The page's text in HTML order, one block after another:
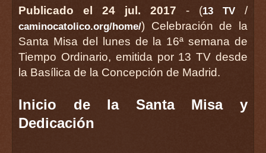
Publicado el 24 jul. 2017 - (13 TV /
caminocatolico.org/home/) Celebración de la
Santa Misa del lunes de la 16ª semana de
Tiempo Ordinario, emitida por 13 TV desde
la Basílica de la Concepción de Madrid.
Inicio de la Santa Misa y
Dedicación